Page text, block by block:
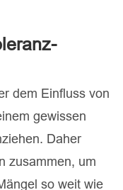
dem Einfluss von
gewissen
Daher
zusammen, um
so weit wie